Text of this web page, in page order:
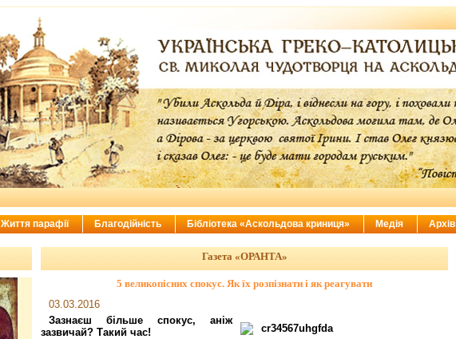
Газета «ОРАНТА»
5 великопісних спокус. Як їх розпізнати і як реагувати
03.03.2016
Зазнаєш більше спокус, аніж
зазвичай? Такий час!
Життя парафії Благодійність Бібліотека «Аскольдова криниця» Медія Архів